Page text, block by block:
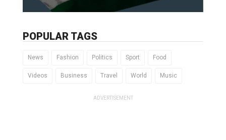
POPULAR TAGS
News Fashion Politics Sport Food
Videos Business Travel World Music
ADVERTISEMENT